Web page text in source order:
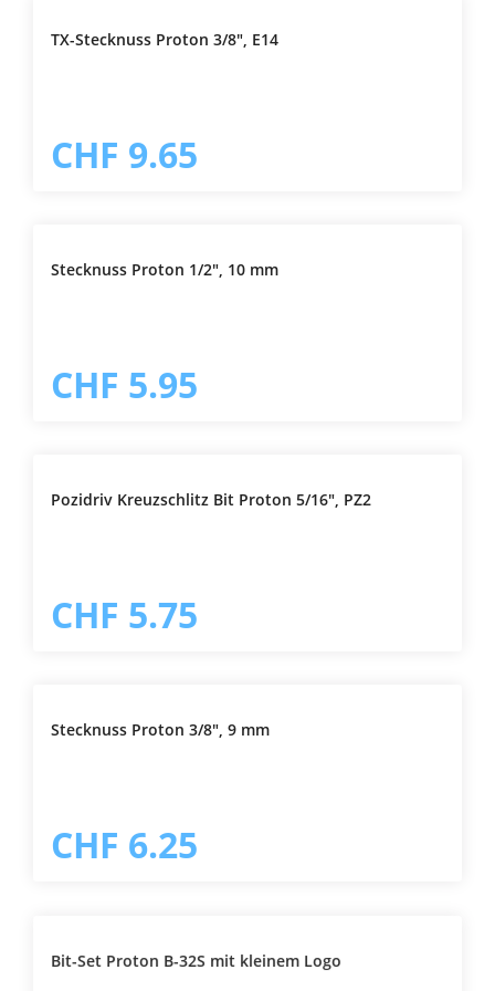
TX-Stecknuss Proton 3/8", E14
CHF 9.65
Stecknuss Proton 1/2", 10 mm
CHF 5.95
Pozidriv Kreuzschlitz Bit Proton 5/16", PZ2
CHF 5.75
Stecknuss Proton 3/8", 9 mm
CHF 6.25
Bit-Set Proton B-32S mit kleinem Logo